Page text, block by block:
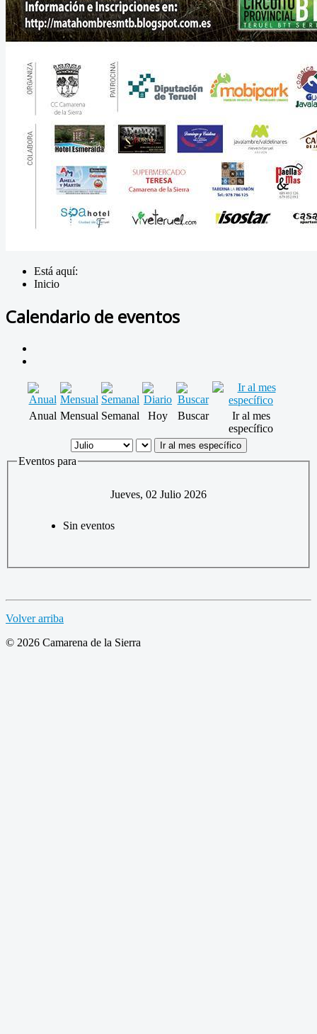
Está aquí:
Inicio
Calendario de eventos
Anual Mensual Semanal Hoy Buscar
Ir al mes
específico
Ir al mes específico
Eventos para
Jueves, 02 Julio 2026
Sin eventos
Volver arriba
© 2026 Camarena de la Sierra